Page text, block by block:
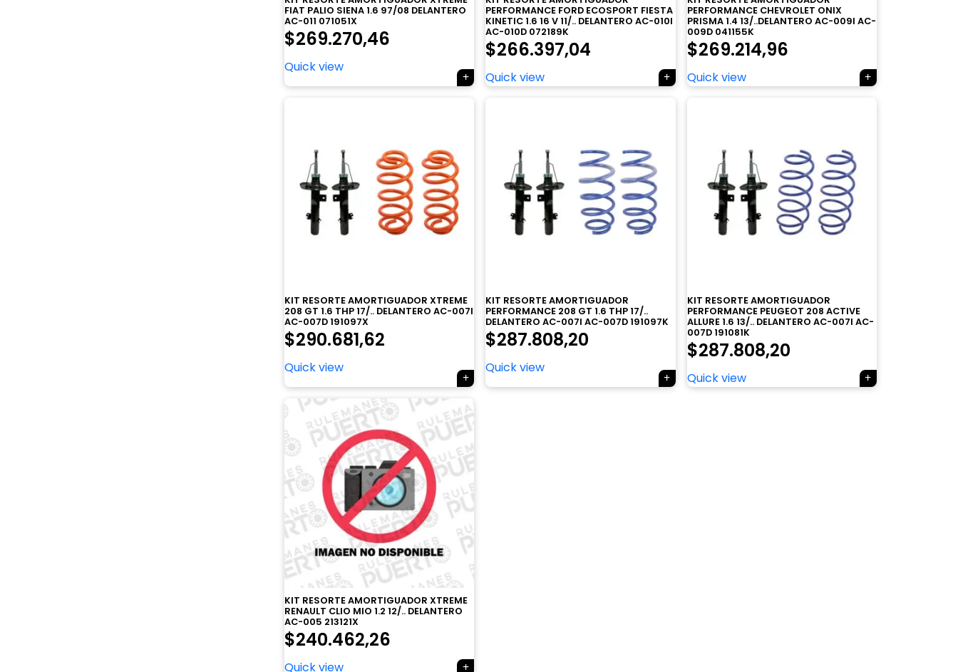
FIAT PALIO SIENA 1.6 97/08 DELANTERO
AC-011 071051X
$269.270,46
Quick view
PERFORMANCE FORD ECOSPORT FIESTA
KINETIC 1.6 16 V 11/.. DELANTERO AC-010I
AC-010D 072189K
$266.397,04
Quick view
PERFORMANCE CHEVROLET ONIX
PRISMA 1.4 13/..DELANTERO AC-009I AC-
009D 041155K
$269.214,96
Quick view
KIT RESORTE AMORTIGUADOR XTREME
208 GT 1.6 THP 17/.. DELANTERO AC-007I
AC-007D 191097X
$290.681,62
Quick view
KIT RESORTE AMORTIGUADOR
PERFORMANCE 208 GT 1.6 THP 17/..
DELANTERO AC-007I AC-007D 191097K
$287.808,20
Quick view
KIT RESORTE AMORTIGUADOR
PERFORMANCE PEUGEOT 208 ACTIVE
ALLURE 1.6 13/.. DELANTERO AC-007I AC-
007D 191081K
$287.808,20
Quick view
KIT RESORTE AMORTIGUADOR XTREME
RENAULT CLIO MIO 1.2 12/.. DELANTERO
AC-005 213121X
$240.462,26
Quick view